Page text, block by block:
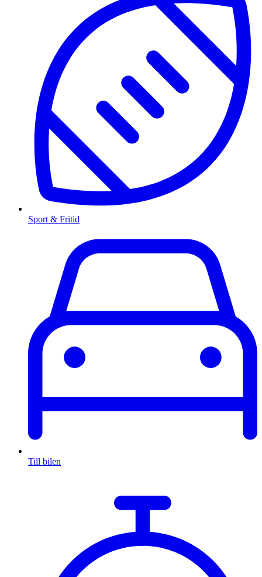
Sport & Fritid
Till bilen